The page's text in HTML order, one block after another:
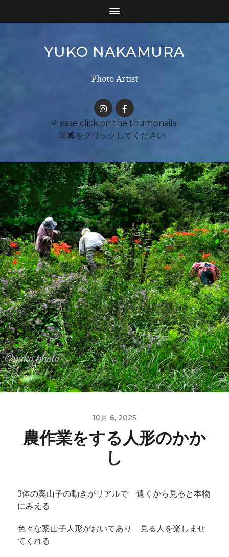
YUKO NAKAMURA
Photo Artist
10月 6, 2025
農作業をする人形のかか
し
3体の案山子の動きがリアルで 遠くから見ると本物
にみえる
色々な案山子人形がおいてあり 見る人を楽しませ
てくれる